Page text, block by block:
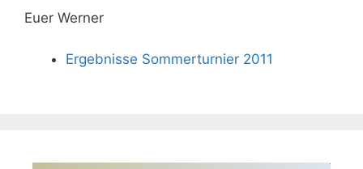
Euer Werner
Ergebnisse Sommerturnier 2011